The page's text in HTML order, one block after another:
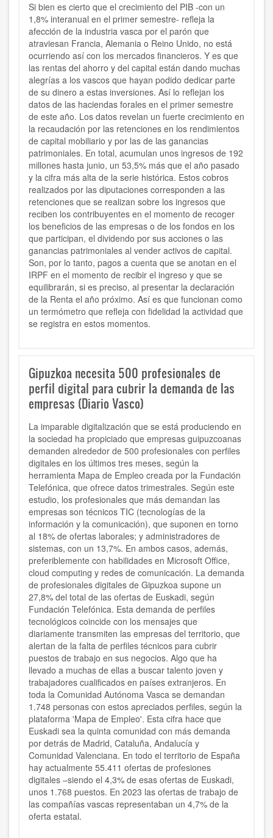
Si bien es cierto que el crecimiento del PIB -con un
1,8% interanual en el primer semestre- refleja la
afección de la industria vasca por el parón que
atraviesan Francia, Alemania o Reino Unido, no está
ocurriendo así con los mercados financieros. Y es que
las rentas del ahorro y del capital están dando muchas
alegrías a los vascos que hayan podido dedicar parte
de su dinero a estas inversiones. Así lo reflejan los
datos de las haciendas forales en el primer semestre
de este año. Los datos revelan un fuerte crecimiento en
la recaudación por las retenciones en los rendimientos
de capital mobiliario y por las de las ganancias
patrimoniales. En total, acumulan unos ingresos de 192
millones hasta junio, un 53,5% más que el año pasado
y la cifra más alta de la serie histórica. Estos cobros
realizados por las diputaciones corresponden a las
retenciones que se realizan sobre los ingresos que
reciben los contribuyentes en el momento de recoger
los beneficios de las empresas o de los fondos en los
que participan, el dividendo por sus acciones o las
ganancias patrimoniales al vender activos de capital.
Son, por lo tanto, pagos a cuenta que se anotan en el
IRPF en el momento de recibir el ingreso y que se
equilibrarán, si es preciso, al presentar la declaración
de la Renta el año próximo. Así es que funcionan como
un termómetro que refleja con fidelidad la actividad que
se registra en estos momentos.
Gipuzkoa necesita 500 profesionales de
perfil digital para cubrir la demanda de las
empresas (Diario Vasco)
La imparable digitalización que se está produciendo en
la sociedad ha propiciado que empresas guipuzcoanas
demanden alrededor de 500 profesionales con perfiles
digitales en los últimos tres meses, según la
herramienta Mapa de Empleo creada por la Fundación
Telefónica, que ofrece datos trimestrales. Según este
estudio, los profesionales que más demandan las
empresas son técnicos TIC (tecnologías de la
información y la comunicación), que suponen en torno
al 18% de ofertas laborales; y administradores de
sistemas, con un 13,7%. En ambos casos, además,
preferiblemente con habilidades en Microsoft Office,
cloud computing y redes de comunicación. La demanda
de profesionales digitales de Gipuzkoa supone un
27,8% del total de las ofertas de Euskadi, según
Fundación Telefónica. Esta demanda de perfiles
tecnológicos coincide con los mensajes que
diariamente transmiten las empresas del territorio, que
alertan de la falta de perfiles técnicos para cubrir
puestos de trabajo en sus negocios. Algo que ha
llevado a muchas de ellas a buscar talento joven y
trabajadores cualificados en países extranjeros. En
toda la Comunidad Autónoma Vasca se demandan
1.748 personas con estos apreciados perfiles, según la
plataforma 'Mapa de Empleo'. Esta cifra hace que
Euskadi sea la quinta comunidad con más demanda
por detrás de Madrid, Cataluña, Andalucía y
Comunidad Valenciana. En todo el territorio de España
hay actualmente 55.411 ofertas de profesiones
digitales –siendo el 4,3% de esas ofertas de Euskadi,
unos 1.768 puestos. En 2023 las ofertas de trabajo de
las compañías vascas representaban un 4,7% de la
oferta estatal.